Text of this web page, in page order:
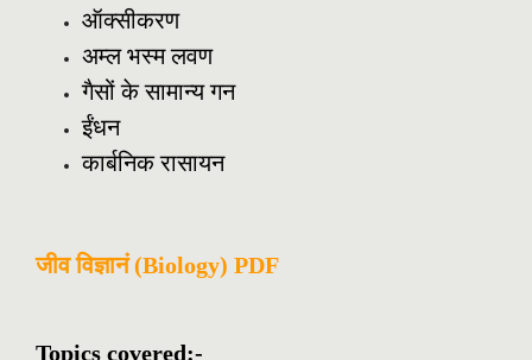
ऑक्सीकरण
अम्ल भस्म लवण
गैसों के सामान्य गन
ईंधन
कार्बनिक रासायन
जीव विज्ञानं (Biology) PDF
Topics covered:-